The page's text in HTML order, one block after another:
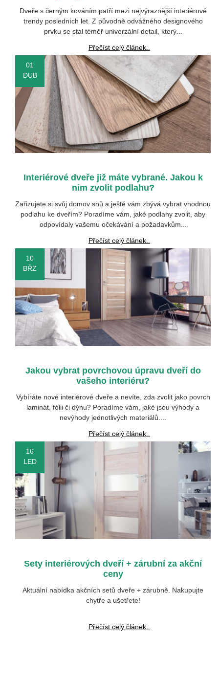
Dveře s černým kováním patří mezi nejvýraznější interiérové
trendy posledních let. Z původně odvážného designového
prvku se stal téměř univerzální detail, který...
Přečíst celý článek..
01
DUB
Interiérové dveře již máte vybrané. Jakou k
nim zvolit podlahu?
Zařizujete si svůj domov snů a ještě vám zbývá vybrat vhodnou
podlahu ke dveřím? Poradíme vám, jaké podlahy zvolit, aby
odpovídaly vašemu očekávání a požadavkům...
Přečíst celý článek..
10
BŘZ
Jakou vybrat povrchovou úpravu dveří do
vašeho interiéru?
Vybíráte nové interiérové dveře a nevíte, zda zvolit jako povrch
laminát, fólii či dýhu? Poradíme vám, jaké jsou výhody a
nevýhody jednotlivých materiálů....
Přečíst celý článek..
16
LED
Sety interiérových dveří + zárubní za akční
ceny
Aktuální nabídka akčních setů dveře + zárubně. Nakupujte
chytře a ušetřete!
Přečíst celý článek..